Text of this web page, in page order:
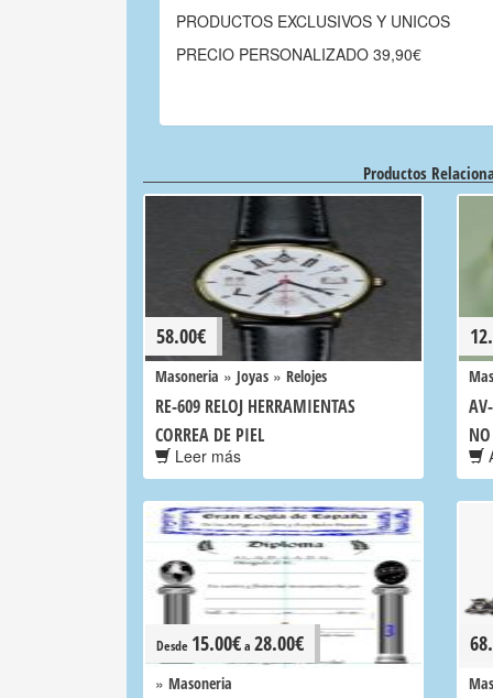
PRODUCTOS EXCLUSIVOS Y UNICOS
PRECIO PERSONALIZADO 39,90€
Productos
58.00€
Masoneria » Joyas » Relojes
RE-609 RELOJ HERRAMIENTAS
CORREA DE PIEL
Leer más
Desde 15.00€a 28.00€
» Masoneria